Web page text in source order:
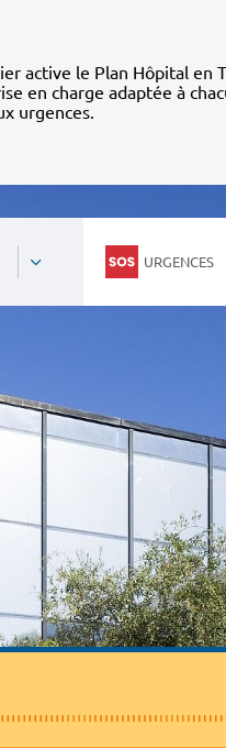
active le Plan Hôpital en
en charge adaptée à
urgences.
URGENCES